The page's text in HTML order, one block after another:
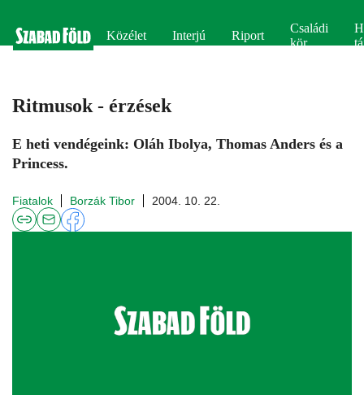
Közélet Interjú Riport
Családi
kör
Ritmusok - érzések
E heti vendégeink: Oláh Ibolya, Thomas Anders és a
Princess.
Fiatalok Borzák Tibor 2004. 10. 22.